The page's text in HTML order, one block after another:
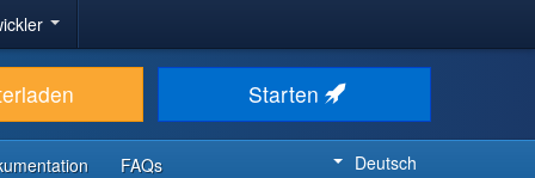
Starten
FAQs Deutsch